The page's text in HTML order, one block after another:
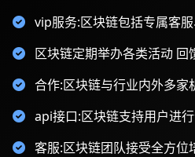
vip服务:区块链包括专属客
区块链定期举办各类活动 回
合作:区块链与行业内外多家
api接口:区块链支持用户进
客服:区块链团队接受全方位